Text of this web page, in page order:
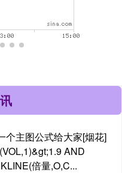
个主图公式给大家[烟花]
AND
倍量,O,C...